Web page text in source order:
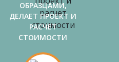
ОБРАЗЦАМИ,
ДЕЛАЕТ ПРОЕКТ И
РАСЧЕТ
СТОИМОСТИ